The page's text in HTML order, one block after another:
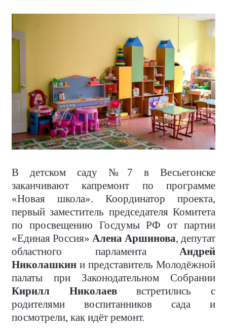
В детском саду №7 в Весьегонске
заканчивают капремонт по программе
«Новая школа». Координатор проекта,
первый заместитель председателя Комитета
по просвещению Госдумы РФ от партии
«Единая Россия» Алена Аршинова, депутат
областного парламента Андрей
Николашкин и представитель Молодёжной
палаты при Законодательном Собрании
Кирилл Николаеввстретились с
родителями воспитанников сада и
посмотрели, как идёт ремонт.